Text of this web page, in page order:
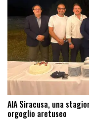
AIA Siracusa, una
orgoglio aretuseo